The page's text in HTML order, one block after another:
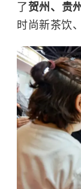
了贺州、贵
时尚新茶饮